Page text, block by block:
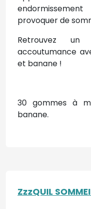
provoquer de
Retrouvez un
accoutumance
et banane !
30 gommes à
banane.
ZzzQUIL